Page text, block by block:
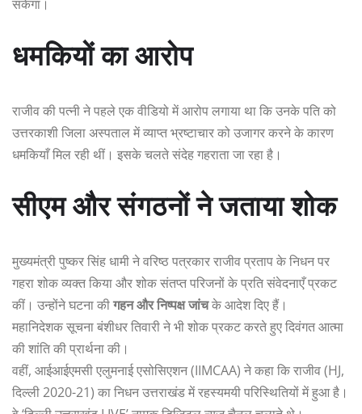
सकेगा।
धमकियों का आरोप
राजीव की पत्नी ने पहले एक वीडियो में आरोप लगाया था कि उनके पति को
उत्तरकाशी जिला अस्पताल में व्याप्त भ्रष्टाचार को उजागर करने के कारण
धमकियाँ मिल रही थीं। इसके चलते संदेह गहराता जा रहा है।
सीएम और संगठनों ने जताया शोक
मुख्यमंत्री पुष्कर सिंह धामी ने वरिष्ठ पत्रकार राजीव प्रताप के निधन पर
गहरा शोक व्यक्त किया और शोक संतप्त परिजनों के प्रति संवेदनाएँ प्रकट
कीं। उन्होंने घटना कीगहन और निष्पक्ष जांचके आदेश दिए हैं।
महानिदेशक सूचना बंशीधर तिवारी ने भी शोक प्रकट करते हुए दिवंगत आत्मा
की शांति की प्रार्थना की।
वहीं, आईआईएमसी एलुमनाई एसोसिएशन (IIMCAA) ने कहा कि राजीव (HJ,
दिल्ली 2020-21) का निधन उत्तराखंड में रहस्यमयी परिस्थितियों में हुआ है।